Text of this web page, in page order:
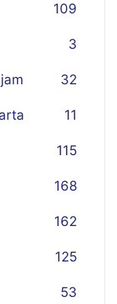
109
3
32
11
115
168
162
125
53